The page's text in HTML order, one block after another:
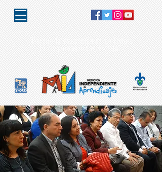
"Porque la educación es de todos,
la responsabilidad es MIA"